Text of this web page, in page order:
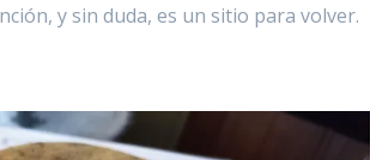
y sin duda, es un sitio para volver.